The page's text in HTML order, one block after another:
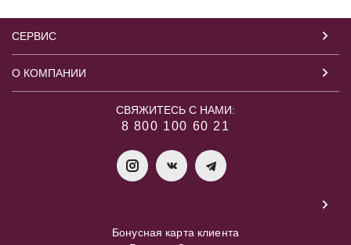
СЕРВИС
О КОМПАНИИ
СВЯЖИТЕСЬ С НАМИ:
8 800 100 60 21
Бонусная карта клиента